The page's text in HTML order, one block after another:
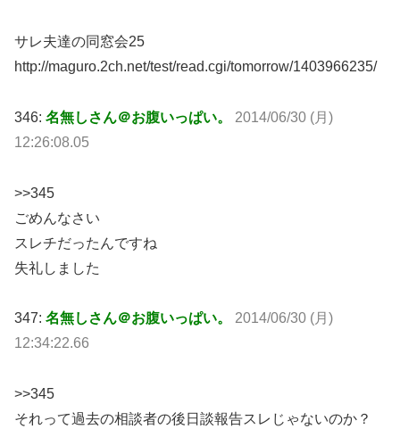
サレ夫達の同窓会25
http://maguro.2ch.net/test/read.cgi/tomorrow/1403966235/
346: 名無しさん＠お腹いっぱい。 2014/06/30 (月)
12:26:08.05
>>345
ごめんなさい
スレチだったんですね
失礼しました
347: 名無しさん＠お腹いっぱい。 2014/06/30 (月)
12:34:22.66
>>345
それって過去の相談者の後日談報告スレじゃないのか？